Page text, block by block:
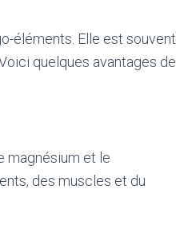
éléments. Elle est souvent
quelques avantages de
magnésium et le
des muscles et du